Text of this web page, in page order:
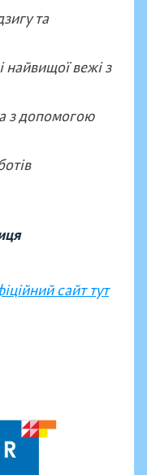
та
найвищої вежі з
з допомогою
сайт тут